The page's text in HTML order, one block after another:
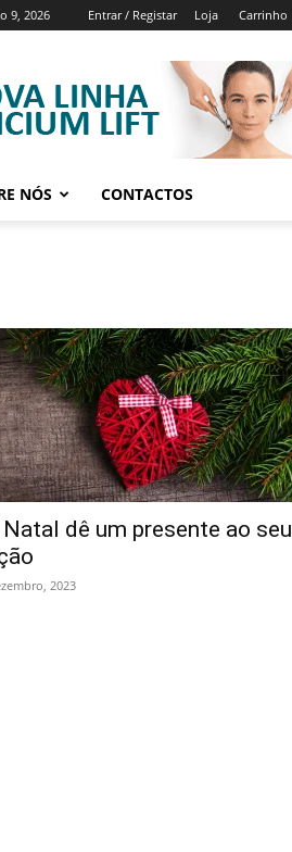
9, 2026 Entrar / Registar Loja Carrinho
NÓS CONTACTOS
dê um presente ao seu
2023